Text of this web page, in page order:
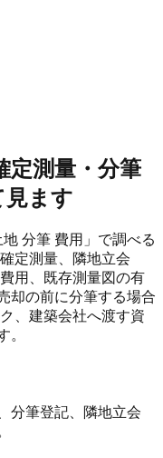
定測量・分筆
見ます
分筆 費用」で調べる
定測量、隣地立会
用、既存測量図の有
却の前に分筆する場合
、建築会社へ渡す資
。
分筆登記、隣地立会